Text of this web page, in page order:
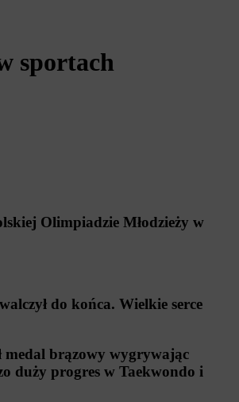
sportach
Olimpiadzie Młodzieży w
do końca. Wielkie serce
brązowy wygrywając
duży progres w Taekwondo i